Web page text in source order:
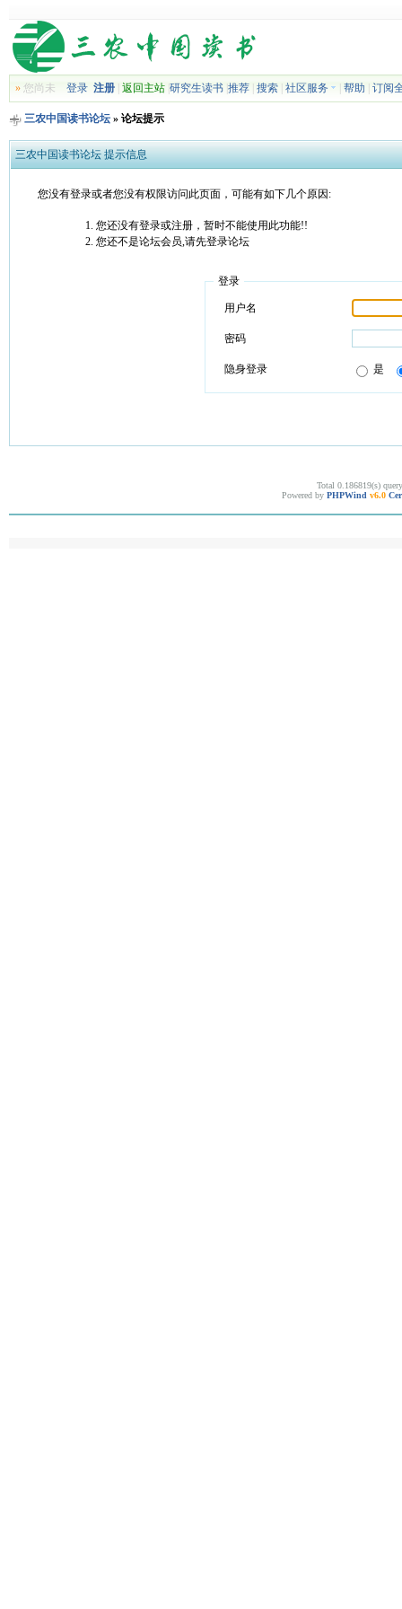
»您尚未 登录 注册| 返回主站| 研究生读书| 推荐| 搜索| 社区服务 帮助 订阅
三农中国读书论坛» 论坛提示
三农中国读书论坛 提示信息
您没有登录或者您没有权限访问此页面，可能有如下几个原因:
您还没有登录或注册，暂时不能使用此功能!!
您还不是论坛会员,请先登录论坛
登录
用户名
密码
隐身登录 是
Total 0.186819(s)
Powered by PHPWind v6.0